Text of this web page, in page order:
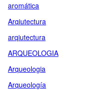
aromática
Arqiutectura
arqiutectura
ARQUEOLOGIA
Arqueologia
Arqueología